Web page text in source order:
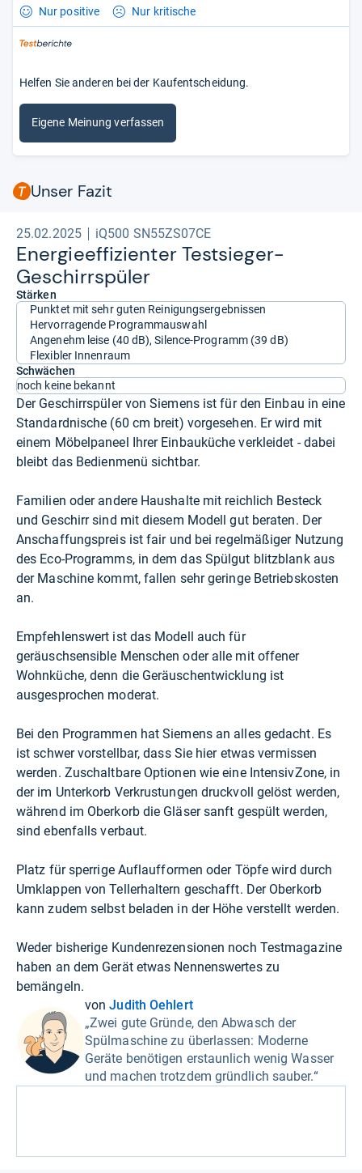
Nur positive Nur kritische
Helfen Sie anderen bei der Kaufentscheidung.
Eigene Meinung verfassen
Unser Fazit
25.02.2025 iQ500 SN55ZS07CE
Ener­gie­ef­fi­zi­en­ter Test­sie­ger-​
Geschirr­spü­ler
Stärken
Punktet mit sehr guten Reinigungsergebnissen
Hervorragende Programmauswahl
Angenehm leise (40 dB), Silence-Programm (39 dB)
Flexibler Innenraum
Schwächen
noch keine bekannt
Der Geschirrspüler von Siemens ist für den Einbau in eine
Standardnische (60 cm breit) vorgesehen. Er wird mit
einem Möbelpaneel Ihrer Einbauküche verkleidet - dabei
bleibt das Bedienmenü sichtbar.
Familien oder andere Haushalte mit reichlich Besteck
und Geschirr sind mit diesem Modell gut beraten. Der
Anschaffungspreis ist fair und bei regelmäßiger Nutzung
des Eco-Programms, in dem das Spülgut blitzblank aus
der Maschine kommt, fallen sehr geringe Betriebskosten
an.
Empfehlenswert ist das Modell auch für
geräuschsensible Menschen oder alle mit offener
Wohnküche, denn die Geräuschentwicklung ist
ausgesprochen moderat.
Bei den Programmen hat Siemens an alles gedacht. Es
ist schwer vorstellbar, dass Sie hier etwas vermissen
werden. Zuschaltbare Optionen wie eine IntensivZone, in
der im Unterkorb Verkrustungen druckvoll gelöst werden,
während im Oberkorb die Gläser sanft gespült werden,
sind ebenfalls verbaut.
Platz für sperrige Auflaufformen oder Töpfe wird durch
Umklappen von Tellerhaltern geschafft. Der Oberkorb
kann zudem selbst beladen in der Höhe verstellt werden.
Weder bisherige Kundenrezensionen noch Testmagazine
haben an dem Gerät etwas Nennenswertes zu
bemängeln.
vonJudith Oehlert
„Zwei gute Gründe, den Abwasch der
Spülmaschine zu überlassen: Moderne
Geräte benötigen erstaunlich wenig Wasser
und machen trotzdem gründlich sauber.“